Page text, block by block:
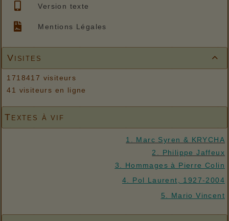
Version texte
Mentions Légales

Visites
1718417 visiteurs
41 visiteurs en ligne
Textes à vif
1. Marc Syren & KRYCHA
2. Philippe Jaffeux
3. Hommages à Pierre Colin
4. Pol Laurent, 1927-2004
5. Mario Vincent